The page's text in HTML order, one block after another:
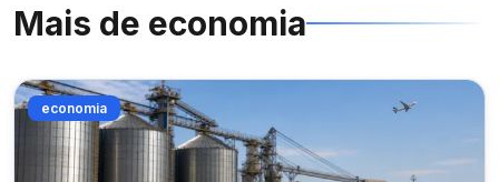
Mais de economia
economia